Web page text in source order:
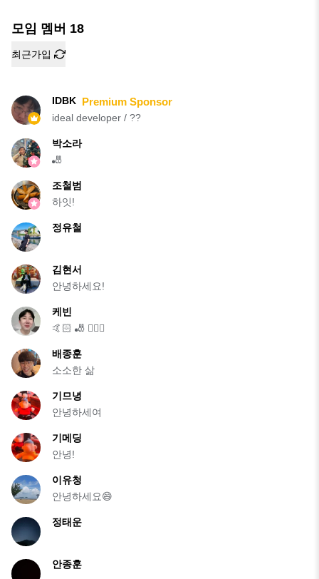
모임 멤버 18
최근가입
IDBK Premium Sponsor
ideal developer / ??
박소라
🎳
조철범
하잇!
정유철
김현서
안녕하세요!
케빈
🤙🏻 🎳 🏊🏻‍♂️
배종훈
소소한 삶
기므녕
안녕하세여
기메딩
안녕!
이유청
안녕하세요😄
정태운
안종훈